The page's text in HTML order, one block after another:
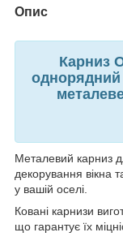
Опис
Карниз
однорядний
Металевий карниз
декорування вікна
у вашій оселі.
Ковані карнизи
що гарантує їх